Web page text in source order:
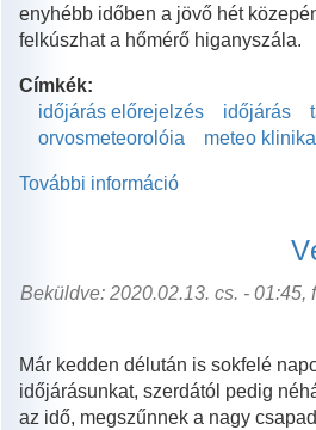
enyhébb időben a jövő hét
felkúszhat a hőmérő higanyszála.
Címkék:
időjárás előrejelzés
időjárás
orvosmeteorolóia
meteo klinika
További információ
tartalommal
Beküldve: 2020.02.13. cs. - 01:45,
Már kedden délután is sokfelé
időjárásunkat, szerdától pedig
az idő, megszűnnek a nagy